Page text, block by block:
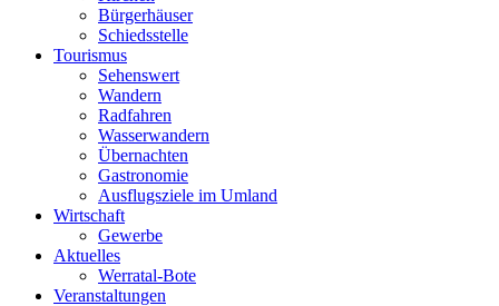
Bürgerhäuser
Schiedsstelle
Tourismus
Sehenswert
Wandern
Radfahren
Wasserwandern
Übernachten
Gastronomie
Ausflugsziele im Umland
Wirtschaft
Gewerbe
Aktuelles
Werratal-Bote
Veranstaltungen